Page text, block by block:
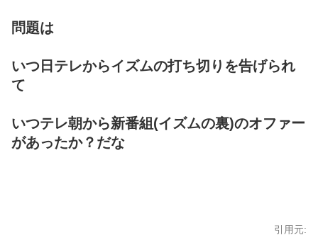
問題は
いつ日テレからイズムの打ち切りを告げられ
て
いつテレ朝から新番組(イズムの裏)のオファー
があったか？だな
引用元: